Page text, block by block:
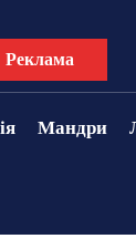
Реклама
Мандри